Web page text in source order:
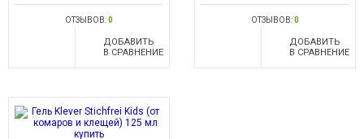
ОТЗЫВОВ:0
ДОБАВИТЬ
В СРАВНЕНИЕ
ОТЗЫВОВ:0
ДОБАВИТЬ
В СРАВНЕНИЕ